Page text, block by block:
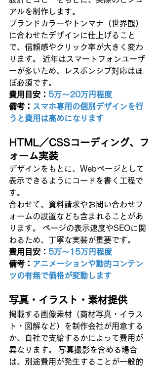
アルを制作します。
ブランドカラーやトンマナ（世界観）
に合わせたデザインに仕上げること
で、信頼感やクリック率が大きく変わ
ります。 近年はスマートフォンユーザ
ーが多いため、レスポンシブ対応はほ
ぼ必須です。
費用目安： 5万〜20万円程度
備考： スマホ専用の個別デザインを行
うと費用は高めになります
HTML／CSSコーディング、フ
ォーム実装
デザインをもとに、Webページとして
表示できるようにコードを書く工程で
す。
合わせて、資料請求やお問い合わせフ
ォームの設置なども含まれることがあ
ります。 ページの表示速度やSEOに関
わるため、丁寧な実装が重要です。
費用目安： 5万〜15万円程度
備考： アニメーションや動的コンテン
ツの有無で価格が変動します
写真・イラスト・素材提供
掲載する画像素材（商材写真・イラス
ト・図解など）を制作会社が用意する
か、自社で支給するかによって費用が
異なります。 写真撮影を含める場合
は、別途費用が発生することが一般的